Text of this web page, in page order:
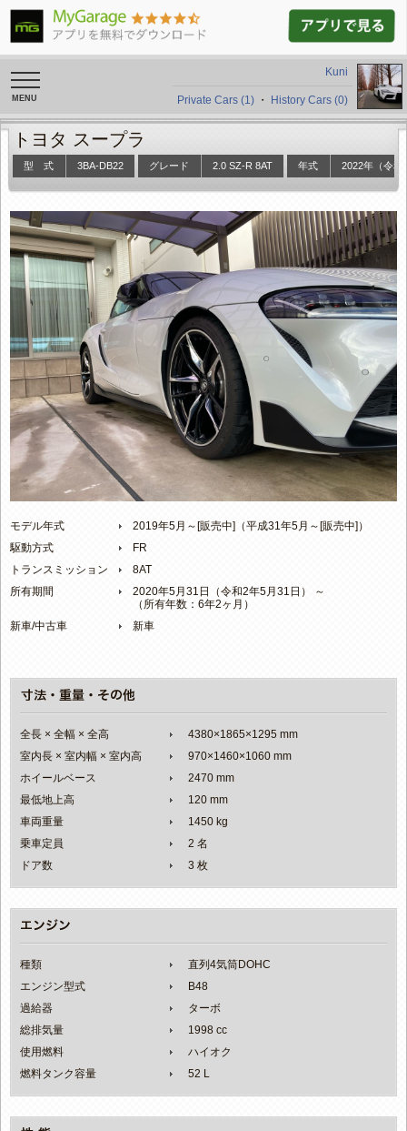
toggle
navigation
Kuni
Private Cars (1) ・ History Cars (0)
トヨタ スープラ
型 式 3BA-DB22 グレード 2.0 SZ-R 8AT 年式 2022年（令和
モデル年式
2019年5月～[販売中]（平成31年5月～[販売中]）
駆動方式
FR
トランスミッション
8AT
所有期間
2020年5月31日（令和2年5月31日） ～
（所有年数：6年2ヶ月）
新車/中古車
新車
全長 × 全幅 × 全高
4380×1865×1295 mm
室内長 × 室内幅 × 室内高
970×1460×1060 mm
ホイールベース
2470 mm
最低地上高
120 mm
車両重量
1450 kg
乗車定員
2 名
ドア数
3 枚
種類
直列4気筒DOHC
エンジン型式
B48
過給器
ターボ
総排気量
1998 cc
使用燃料
ハイオク
燃料タンク容量
52 L